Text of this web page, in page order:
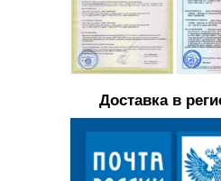
Доставка в